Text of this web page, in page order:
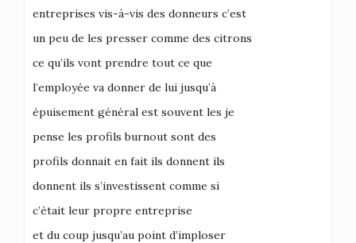
entreprises vis-à-vis des donneurs c’est
un peu de les presser comme des citrons
ce qu’ils vont prendre tout ce que
l’employée va donner de lui jusqu’à
épuisement général est souvent les je
pense les profils burnout sont des
profils donnait en fait ils donnent ils
donnent ils s’investissent comme si
c’était leur propre entreprise
et du coup jusqu’au point d’imploser